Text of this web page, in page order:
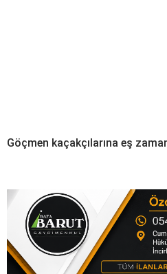
Göçmen kaçakçılarına eş